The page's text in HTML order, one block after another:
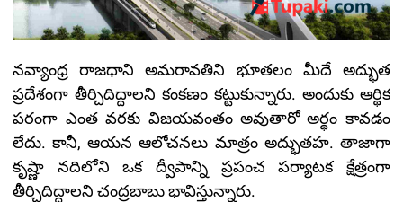
నవ్యాంధ్ర రాజధాని అమరావతిని భూతలం మీదే అద్భుత
ప్రదేశంగా తీర్చిదిద్దాలని కంకణం కట్టుకున్నారు. అందుకు ఆర్థిక
పరంగా ఎంత వరకు విజయవంతం అవుతారో అర్థం కావడం
లేదు. కానీ, ఆయన ఆలోచనలు మాత్రం అద్భుతహ. తాజాగా
కృష్ణా నదిలోని ఒక ద్వీపాన్ని ప్రపంచ పర్యాటక క్షేత్రంగా
తీర్చిదిద్దాలని చంద్రబాబు భావిస్తున్నారు.